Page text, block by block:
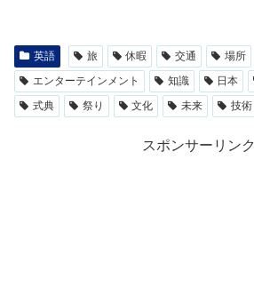
英語 旅 休暇 交通
場所
エンターテインメント
知識 日本
式典
祭り 文化 未来 技術
スポンサーリンク